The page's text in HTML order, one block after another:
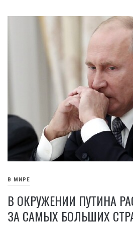
В МИРЕ
В ОКРУЖЕНИИ ПУТИНА
ЗА САМЫХ БОЛЬШИХ